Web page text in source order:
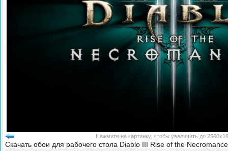
Нажмите на картинку, чтобы увеличить до
Скачать обои для рабочего стола Diablo III Rise of the